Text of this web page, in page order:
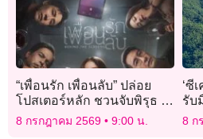
“เพื่อนรัก เพื่อนลับ” ปล่อย
โปสเตอร์หลัก ชวนจับพิรุธ 7
นักแสดงคุณภาพประชัน
บทบาทเข้มข้น
8 กรกฎาคม 2569 9:00 น.
‘ซี
รับ
กา
สู่
8 ก